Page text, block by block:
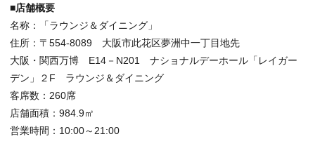
■店舗概要
名称：「ラウンジ＆ダイニング」
住所：〒554-8089 大阪市此花区夢洲中一丁目地先
大阪・関西万博 E14－N201 ナショナルデーホール「レイガー
デン」２F ラウンジ＆ダイニング
客席数：260席
店舗面積：984.9㎡
営業時間：10:00～21:00